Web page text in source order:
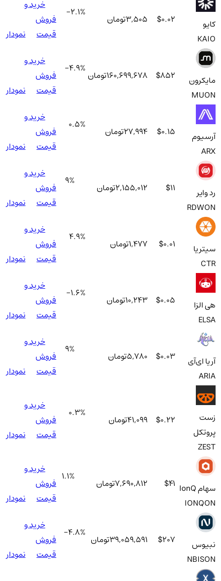
کایو
KAIO
$0.02
3,505تومان
-2.1%
خرید و
فروش
قیمت
نمودار
مایکرون
MUON
$852
160,699,678تومان
-4.9%
خرید و
فروش
قیمت
نمودار
آرسیوم
ARX
$0.15
27,994تومان
0.5%
خرید و
فروش
قیمت
نمودار
رد وایر
RDWON
$11
2,155,012تومان
9%
خرید و
فروش
قیمت
نمودار
سیتریا
CTR
$0.01
1,477تومان
4.9%
خرید و
فروش
قیمت
نمودار
هی الزا
ELSA
$0.05
10,243تومان
-1.6%
خرید و
فروش
قیمت
نمودار
آریا ای‌آی
ARIA
$0.03
5,780تومان
9%
خرید و
فروش
قیمت
نمودار
زست
پروتکل
ZEST
$0.22
41,099تومان
0.3%
خرید و
فروش
قیمت
نمودار
سهام IonQ
IONQON
$41
7,690,812تومان
1.1%
خرید و
فروش
قیمت
نمودار
نبیوس
NBISON
$207
39,059,591تومان
-4.8%
خرید و
فروش
قیمت
نمودار